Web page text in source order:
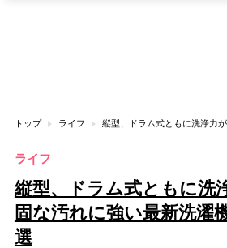
トップ ライフ
ライフ
縦型、ドラム式ともに洗
固な汚れに強い最新洗濯
選